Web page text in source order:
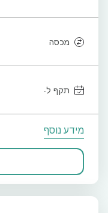
מכסה
תקף ל-
מידע נוסף